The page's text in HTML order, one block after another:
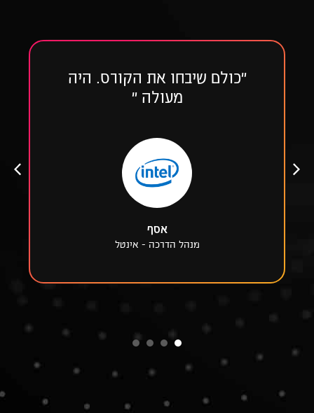
״כולם שיבחו את הקורס. היה
מעולה ״
אסף
מנהל הדרכה - אינטל